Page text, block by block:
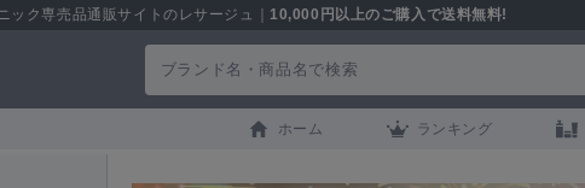
ック専売品通販サイトのレサージュ｜ 10,000円以上のご購入で送料無料!
ホーム ランキング